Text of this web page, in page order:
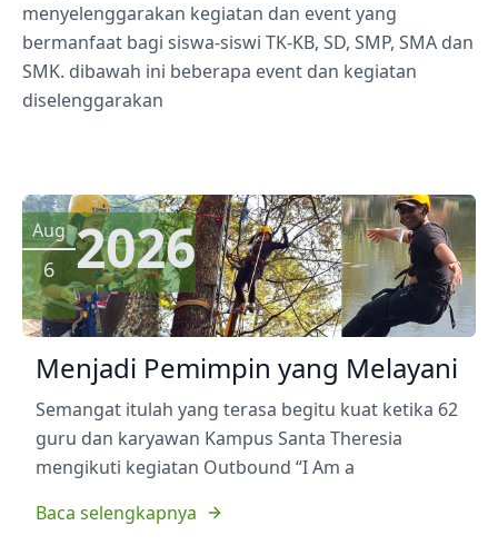
menyelenggarakan kegiatan dan event yang
bermanfaat bagi siswa-siswi TK-KB, SD, SMP, SMA dan
SMK. dibawah ini beberapa event dan kegiatan
diselenggarakan
Aug
6 2026
Menjadi Pemimpin yang Melayani
Semangat itulah yang terasa begitu kuat ketika 62
guru dan karyawan Kampus Santa Theresia
mengikuti kegiatan Outbound “I Am a
Baca selengkapnya